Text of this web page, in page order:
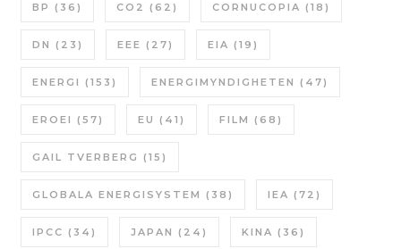
BP (36) CO2 (62) CORNUCOPIA (18)
DN (23) EEE (27) EIA (19)
ENERGI (153) ENERGIMYNDIGHETEN (47)
EROEI (57) EU (41) FILM (68)
GAIL TVERBERG (15)
GLOBALA ENERGISYSTEM (38) IEA (72)
IPCC (34) JAPAN (24) KINA (36)